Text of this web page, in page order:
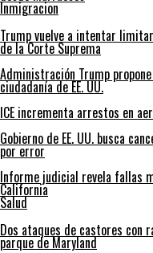
Inmigracion
Trump vuelve a intentar
de la Corte Suprema
Administración Trump
ciudadanía de EE. UU.
ICE incrementa arrestos en
Gobierno de EE. UU. busca
por error
Informe judicial revela fallas
California
Salud
Dos ataques de castores con
parque de Maryland